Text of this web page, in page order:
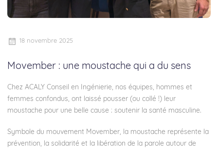
18 novembre 2025
Movember : une moustache qui a du sens
Chez ACALY Conseil en Ingénierie, nos équipes, hommes et
femmes confondus, ont laissé pousser (ou collé !) leur
moustache pour une belle cause : soutenir la santé masculine.
Symbole du mouvement Movember, la moustache représente la
prévention, la solidarité et la libération de la parole autour de